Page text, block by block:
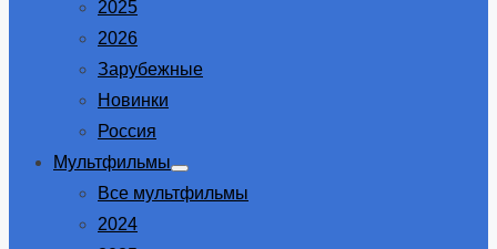
2025
2026
Зарубежные
Новинки
Россия
Мультфильмы
Show
sub
Все мультфильмы
2024